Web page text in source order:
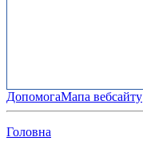
ДопомогаМапа вебсайту
Головна